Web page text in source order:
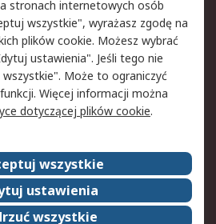
Polityka dotycząca
plików cookie
Użytkowanie witryny
Warunki Sprzedaży
Kontakt
RS na świecie
Nagrody dla RS
stronach internetowych osób
wszystkie", wyrażasz zgodę na
plików cookie. Możesz wybrać
ustawienia". Jeśli tego nie
wszystkie". Może to ograniczyć
Więcej informacji można
dotyczącej plików cookie.
wszystkie
ustawienia
wszystkie